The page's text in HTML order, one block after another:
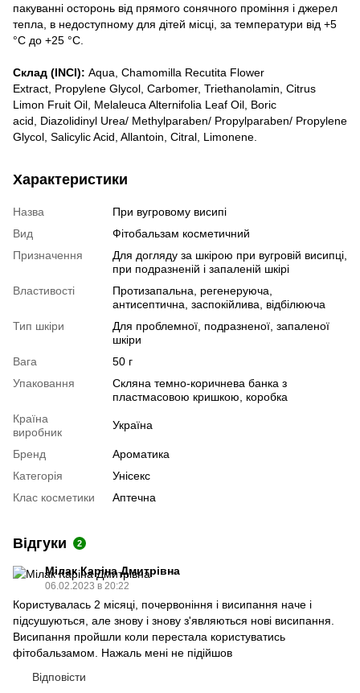
пакуванні осторонь від прямого сонячного проміння і джерел
тепла, в недоступному для дітей місці, за температури від +5
°С до +25 °С.
Склад (INCI): Aqua, Chamomilla Recutita Flower
Extract, Propylene Glycol, Carbomer, Triethanolamin, Citrus
Limon Fruit Oil, Melaleuca Alternifolia Leaf Oil, Boric
acid, Diazolidinyl Urea/ Methylparaben/ Propylparaben/ Propylene
Glycol, Salicylic Acid, Allantoin, Citral, Limonene.
Характеристики
Назва
При вугровому висипі
Вид
Фітобальзам косметичний
Призначення
Для догляду за шкірою при вугровій висипці,
при подразненій і запаленій шкірі
Властивості
Протизапальна, регенеруюча,
антисептична, заспокійлива, відбілююча
Тип шкіри
Для проблемної, подразненої, запаленої
шкіри
Вага
50 г
Упаковання
Скляна темно-коричнева банка з
пластмасовою кришкою, коробка
Країна
виробник
Україна
Бренд
Ароматика
Категорія
Унісекс
Клас косметики
Аптечна
Відгуки 2
Мілак Каріна Дмитрівна
06.02.2023 в 20:22
Користувалась 2 місяці, почервоніння і висипання наче і
підсушуються, але знову і знову з'являються нові висипання.
Висипання пройшли коли перестала користуватись
фітобальзамом. Нажаль мені не підійшов
Відповісти